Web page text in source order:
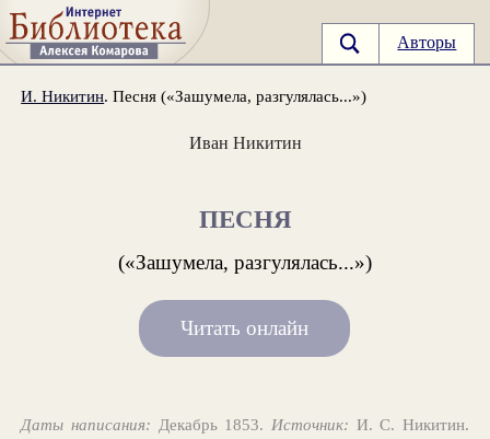
Авторы
И. Никитин. Песня («Зашумела, разгулялась...»)
Иван Никитин
ПЕСНЯ
(«Зашумела, разгулялась...»)
Читать онлайн
Даты написания: Декабрь 1853. Источник: И. С. Никитин.